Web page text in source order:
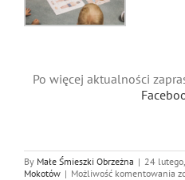
Po więcej aktualności
By Małe Śmieszki Obrzeżna | 24
Mokotów | Możliwość komentowania